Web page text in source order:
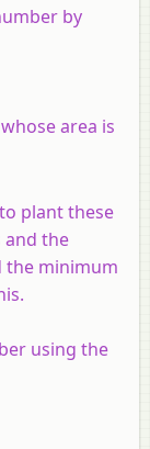
by
area is
plant these
and the
the minimum
using the